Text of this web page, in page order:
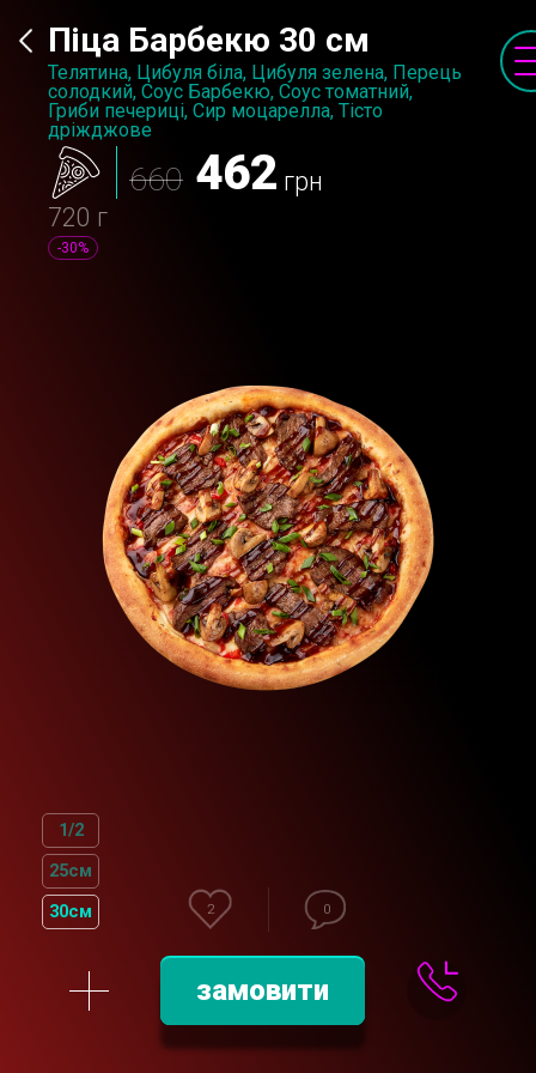
Піца Барбекю 30 см
Телятина, Цибуля бiла, Цибуля зелена, Перець
солодкий, Соус Барбекю, Соус томатний,
Гриби печериці, Сир моцарелла, Тісто
дріжджове
660 462 грн
720 г
-30%
1/2
25см
30см
2 0
замовити